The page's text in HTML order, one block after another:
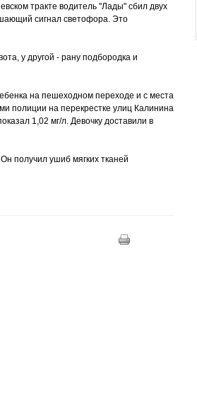
тракте водитель "Лады" сбил двух
сигнал светофора. Это
у другой - рану подбородка и
на пешеходном переходе и с места
полиции на перекрестке улиц Калинина
1,02 мг/л. Девочку доставили в
получил ушиб мягких тканей